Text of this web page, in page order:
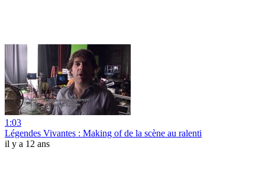
1:03
Légendes Vivantes : Making of de la scène au ralenti
il y a 12 ans